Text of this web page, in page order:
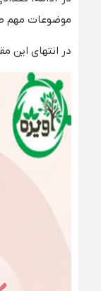
موضوعات مهم
در انتهای این